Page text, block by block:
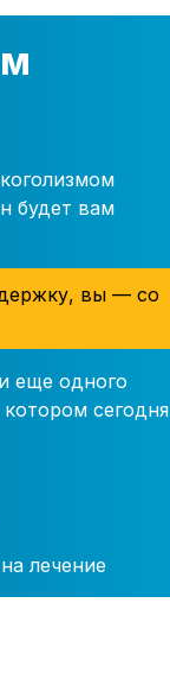
будет вам
вы — со
еще одного
сегодня
лечение